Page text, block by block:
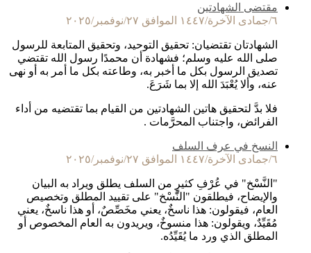
مقتضى الشهادتين
٦/جمادى الآخرة/١٤٤٧ الموافق ٢٧/نوفمبر/٢٠٢٥
الشهادتان تقتضيان: تحقيق التوحيد، وتحقيق المتابعة للرسول
صلى الله عليه وسلم؛ فشهادة أن محمدًا رسول الله تقتضي
تصديق الرسول بكل ما أخبر به، وطاعته بكل ما أمر به أو نهى
عنه، وألا يُعْبَدَ الله إلا بما شَرَعَ.
فلا بدَّ لتحقيق هاتين الشهادتين من القيام بما تقتضيه من أداء
الفرائض، واجتناب المحرَّمات .
النسخ في عرف السلف
٦/جمادى الآخرة/١٤٤٧ الموافق ٢٧/نوفمبر/٢٠٢٥
"النَّسْخ" في عُرْفِ كثيرٍ من السلف يطلق ويراد به البيان
والإيضاح، فيطلقون "النَّسْخ" على تقييد المطلق وتخصيص
العام، فيقولون: هذا ناسخٌ، يعني مخَصِّصٌ، أو هذا ناسخٌ، يعني
مُقَيِّدٌ، ويقولون: هذا منسوخٌ، ويريدون به العام المخصوص أو
المطلق الذي ورد ما يُقَيِّدُه.